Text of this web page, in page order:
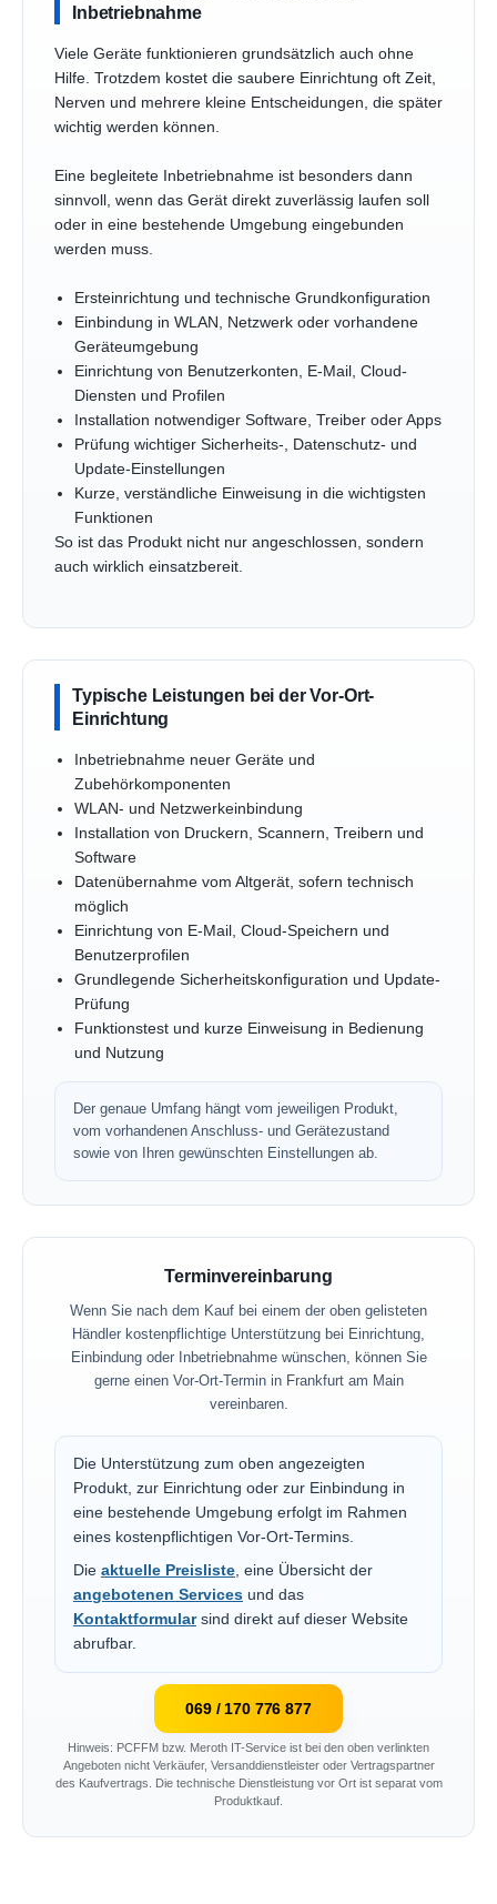
Inbetriebnahme
Viele Geräte funktionieren grundsätzlich auch ohne
Hilfe. Trotzdem kostet die saubere Einrichtung oft Zeit,
Nerven und mehrere kleine Entscheidungen, die später
wichtig werden können.
Eine begleitete Inbetriebnahme ist besonders dann
sinnvoll, wenn das Gerät direkt zuverlässig laufen soll
oder in eine bestehende Umgebung eingebunden
werden muss.
Ersteinrichtung und technische Grundkonfiguration
Einbindung in WLAN, Netzwerk oder vorhandene
Geräteumgebung
Einrichtung von Benutzerkonten, E-Mail, Cloud-
Diensten und Profilen
Installation notwendiger Software, Treiber oder Apps
Prüfung wichtiger Sicherheits-, Datenschutz- und
Update-Einstellungen
Kurze, verständliche Einweisung in die wichtigsten
Funktionen
So ist das Produkt nicht nur angeschlossen, sondern
auch wirklich einsatzbereit.
Typische Leistungen bei der Vor-Ort-
Einrichtung
Inbetriebnahme neuer Geräte und
Zubehörkomponenten
WLAN- und Netzwerkeinbindung
Installation von Druckern, Scannern, Treibern und
Software
Datenübernahme vom Altgerät, sofern technisch
möglich
Einrichtung von E-Mail, Cloud-Speichern und
Benutzerprofilen
Grundlegende Sicherheitskonfiguration und Update-
Prüfung
Funktionstest und kurze Einweisung in Bedienung
und Nutzung
Der genaue Umfang hängt vom jeweiligen Produkt,
vom vorhandenen Anschluss- und Gerätezustand
sowie von Ihren gewünschten Einstellungen ab.
Terminvereinbarung
Wenn Sie nach dem Kauf bei einem der oben gelisteten
Händler kostenpflichtige Unterstützung bei Einrichtung,
Einbindung oder Inbetriebnahme wünschen, können Sie
gerne einen Vor-Ort-Termin in Frankfurt am Main
vereinbaren.
Die Unterstützung zum oben angezeigten
Produkt, zur Einrichtung oder zur Einbindung in
eine bestehende Umgebung erfolgt im Rahmen
eines kostenpflichtigen Vor-Ort-Termins.
Die aktuelle Preisliste , eine Übersicht der
angebotenen Services und das
Kontaktformularsind direkt auf dieser Website
abrufbar.
069 / 170 776 877
Hinweis: PCFFM bzw. Meroth IT-Service ist bei den oben verlinkten
Angeboten nicht Verkäufer, Versanddienstleister oder Vertragspartner
des Kaufvertrags. Die technische Dienstleistung vor Ort ist separat vom
Produktkauf.